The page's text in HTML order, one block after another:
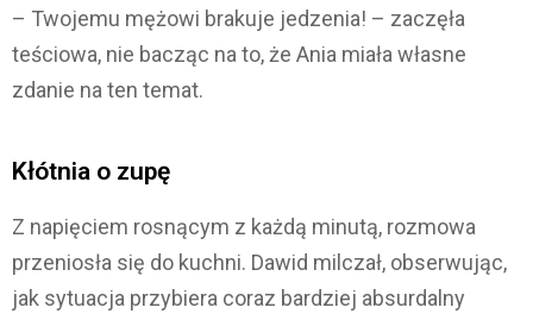
– Twojemu mężowi brakuje jedzenia! – zaczęła
teściowa, nie bacząc na to, że Ania miała własne
zdanie na ten temat.
Kłótnia o zupę
Z napięciem rosnącym z każdą minutą, rozmowa
przeniosła się do kuchni. Dawid milczał, obserwując,
jak sytuacja przybiera coraz bardziej absurdalny